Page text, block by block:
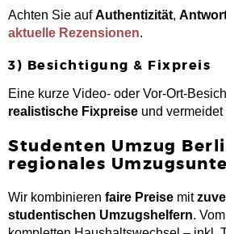
Achten Sie aufAuthentizität,
aktuelle Rezensionen.
3) Besichtigung & Fixpreis
Eine kurze Video- oder Vor-Ort-
realistische Fixpreise und
Studenten Umzug
regionales
Wir kombinieren faire Preise mit
studentischen Umzugshelfern.